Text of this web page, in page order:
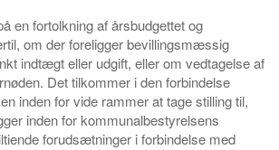
en fortolkning af årsbudgettet og
om der foreligger bevillingsmæssig
indtægt eller udgift, eller om vedtagelse af
Det tilkommer i den forbindelse
inden for vide rammer at tage stilling til,
inden for kommunalbestyrelsens
forudsætninger i forbindelse med